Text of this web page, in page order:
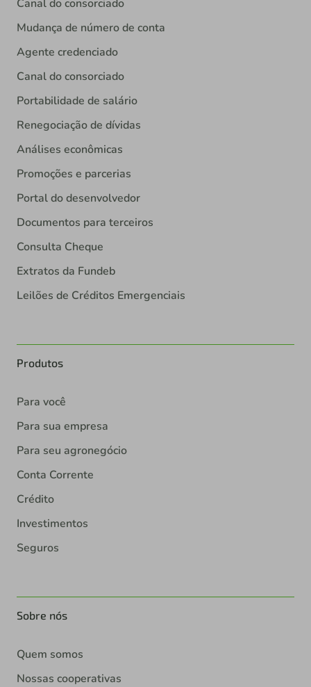
Canal do consorciado
Mudança de número de conta
Agente credenciado
Canal do consorciado
Portabilidade de salário
Renegociação de dívidas
Análises econômicas
Promoções e parcerias
Portal do desenvolvedor
Documentos para terceiros
Consulta Cheque
Extratos da Fundeb
Leilões de Créditos Emergenciais
Produtos
Para você
Para sua empresa
Para seu agronegócio
Conta Corrente
Crédito
Investimentos
Seguros
Sobre nós
Quem somos
Nossas cooperativas